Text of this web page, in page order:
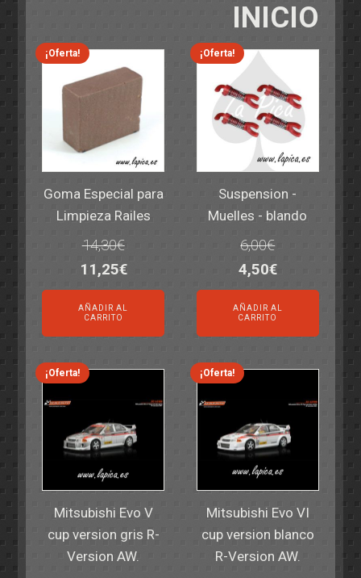
INICIO
¡Oferta!
Goma Especial para
Limpieza Railes
14,30€
El
precio
original
era:
14,30€.
11,25€El
precio
actual
es:
11,25€.
AÑADIR AL
CARRITO
¡Oferta!
Suspension -
Muelles - blando
6,00€
El
precio
original
era:
6,00€.
4,50€El
precio
actual
es:
4,50€.
AÑADIR AL
CARRITO
¡Oferta!
Mitsubishi Evo V
cup version gris R-
Version AW.
¡Oferta!
Mitsubishi Evo VI
cup version blanco
R-Version AW.